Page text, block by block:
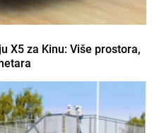
X5 za Kinu: Više prostora,